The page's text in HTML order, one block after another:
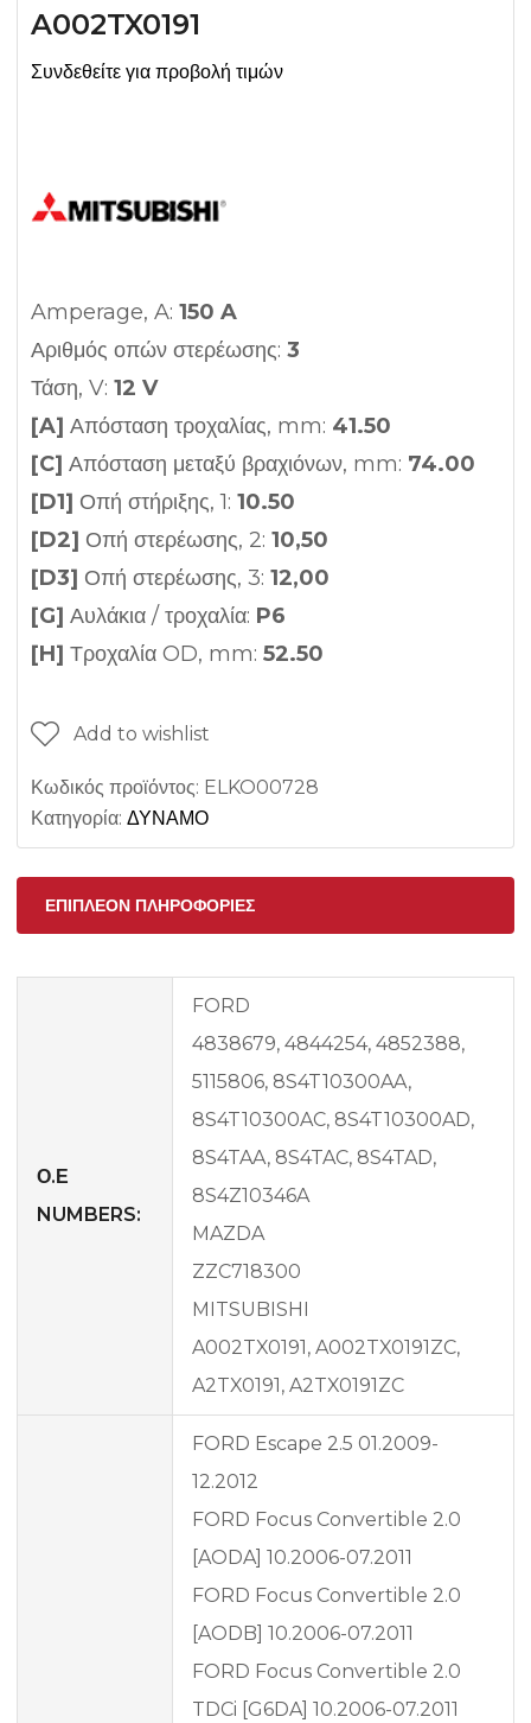
A002TX0191
Συνδεθείτε για προβολή τιμών
Amperage, A: 150 A
Αριθμός οπών στερέωσης: 3
Τάση, V: 12 V
[A] Απόσταση τροχαλίας, mm: 41.50
[C] Απόσταση μεταξύ βραχιόνων, mm: 74.00
[D1] Οπή στήριξης, 1: 10.50
[D2] Οπή στερέωσης, 2: 10,50
[D3] Οπή στερέωσης, 3: 12,00
[G] Αυλάκια / τροχαλία: P6
[H] Τροχαλία OD, mm: 52.50
Add to wishlist
Κωδικός προϊόντος: ELKO00728
Κατηγορία: ΔΥΝΑΜΟ
ΕΠΙΠΛΈΟΝ ΠΛΗΡΟΦΟΡΊΕΣ
Ο.Ε
NUMBERS:
FORD
4838679, 4844254, 4852388,
5115806, 8S4T10300AA,
8S4T10300AC, 8S4T10300AD,
8S4TAA, 8S4TAC, 8S4TAD,
8S4Z10346A
MAZDA
ZZC718300
MITSUBISHI
A002TX0191, A002TX0191ZC,
A2TX0191, A2TX0191ZC
FORD Escape 2.5 01.2009-
12.2012
FORD Focus Convertible 2.0
[AODA] 10.2006-07.2011
FORD Focus Convertible 2.0
[AODB] 10.2006-07.2011
FORD Focus Convertible 2.0
TDCi [G6DA] 10.2006-07.2011